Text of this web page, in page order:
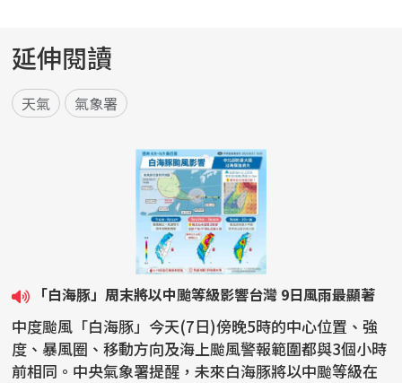
延伸閱讀
天氣 氣象署
「白海豚」周末將以中颱等級影響台灣 9日風雨最顯著
中度颱風「白海豚」今天(7日)傍晚5時的中心位置、強
度、暴風圈、移動方向及海上颱風警報範圍都與3個小時
前相同。中央氣象署提醒，未來白海豚將以中颱等級在